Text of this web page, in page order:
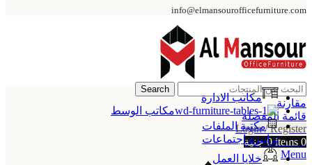
info@elmansourofficefurniture.com
Search
مقارنة
قائمة المفضلة
Login / Register
0
items
0 جنية
Menu
مكاتب الادارة
مكاتب الوسط
مكتبة الملفات
ترابيزة اجتماعات
خلايا العمل